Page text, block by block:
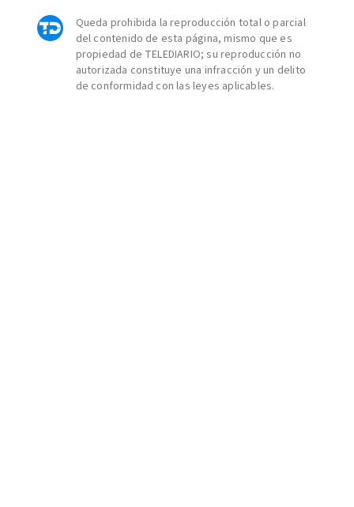
Queda prohibida la reproducción total o parcial
del contenido de esta página, mismo que es
propiedad de TELEDIARIO; su reproducción no
autorizada constituye una infracción y un delito
de conformidad con las leyes aplicables.